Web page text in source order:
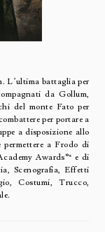
L’ultima battaglia per
da Gollum,
del monte Fato per
per portare a
a disposizione allo
permettere a Frodo di
Awards®* e di
Scenografia, Effetti
Costumi, Trucco,